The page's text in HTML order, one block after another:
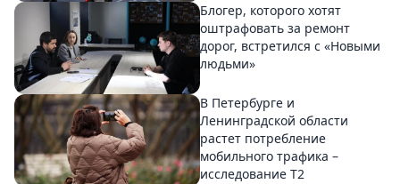
Блогер, которого хотят
оштрафовать за ремонт
дорог, встретился с «Новыми
людьми»
В Петербурге и
Ленинградской области
растет потребление
мобильного трафика –
исследование T2